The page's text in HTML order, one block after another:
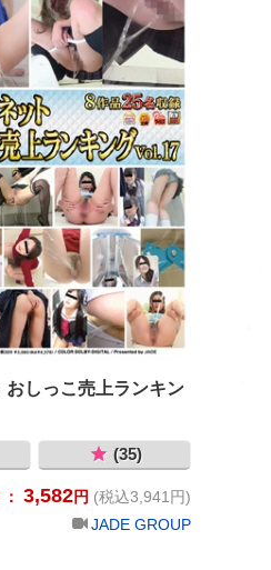
おしっこ売上ランキン
(35)
： 3,582円 (税込3,941円)
JADE GROUP